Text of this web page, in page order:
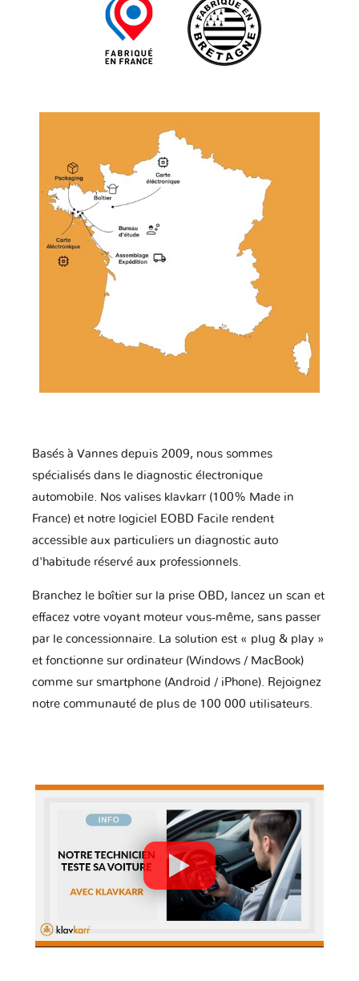
Basés à Vannes depuis 2009, nous sommes
spécialisés dans le diagnostic électronique
automobile. Nos valises klavkarr (100% Made in
France) et notre logiciel EOBD Facile rendent
accessible aux particuliers un diagnostic auto
d'habitude réservé aux professionnels.
Branchez le boîtier sur la prise OBD, lancez un scan et
effacez votre voyant moteur vous-même, sans passer
par le concessionnaire. La solution est « plug & play »
et fonctionne sur ordinateur (Windows / MacBook)
comme sur smartphone (Android / iPhone). Rejoignez
notre communauté de plus de 100 000 utilisateurs.